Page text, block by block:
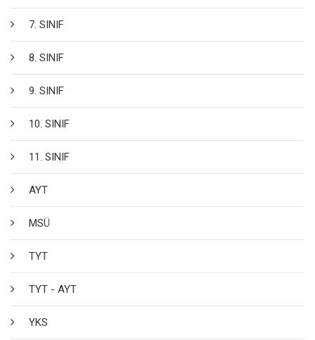
7. SINIF
8. SINIF
9. SINIF
10. SINIF
11. SINIF
AYT
MSÜ
TYT
TYT - AYT
YKS